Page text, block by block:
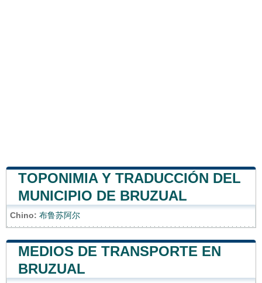
TOPONIMIA Y TRADUCCIÓN DEL
MUNICIPIO DE BRUZUAL
Chino: 布鲁苏阿尔
MEDIOS DE TRANSPORTE EN
BRUZUAL